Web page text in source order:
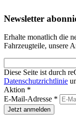
Newsletter
Erhalte monatlich die
Fahrzeugteile, unsere
Diese Seite ist durch
Datenschutzrichtlinie
Aktion *
E-Mail-Adresse *
Jetzt anmelden